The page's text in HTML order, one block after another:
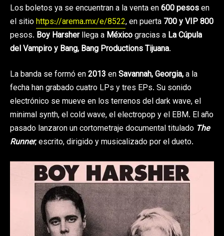
Los boletos ya se encuentran a la venta en600 pesosen
el sitiohttps://arema.mx/e/8522, en puerta 700 y VIP 800
pesos. Boy Harsherllega a Méxicogracias a La Cúpula
del Vampiro y Bang, Bang Productions Tijuana.
La banda se formó en2013 enSavannah, Georgia,a la
fecha han grabado cuatro LPs y tres EPs. Su sonido
electrónico se mueve en los terrenos del dark wave, el
minimal synth, el cold wave, el electropop y el EBM. El año
pasado lanzaron un cortometraje documental titulado The
Runner, escrito, dirigido y musicalizado por el dueto.